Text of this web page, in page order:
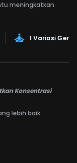
meningkatkan
1 Variasi
Konsentrasi
lebih baik